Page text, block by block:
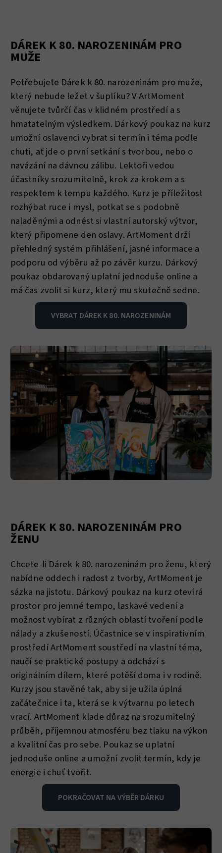
DÁREK K 80. NAROZENINÁM PRO
MUŽE
Potřebujete Dárek k 80. narozeninám pro muže,
který nebude ležet v šuplíku? V ArtMoment
věnujete tvůrčí čas v klidném prostředí a s
hmatatelným výsledkem. Dárkový poukaz na kurz
umožní oslavenci vybrat si termín i téma podle
chuti, ať jde o první setkání s tvorbou, nebo o
navázání na dávnou zálibu. Lektoři vedou
účastníky srozumitelně, krok za krokem a s
respektem k tempu každého. Kurz je příležitost
rozhýbat ruce i mysl, potkat se s podobně
naladěnými a odnést si vlastní autorský výtvor,
který připomene den oslavy. ArtMoment drží
přehledný systém přihlášení, jasné informace a
podporu od výběru až po závěr kurzu. Dárkový
poukaz obdarovaný uplatní jednoduše online a
má čas zvolit si kurz, který mu skutečně sedne.
VYBRAT DÁREK K 80. NAROZENINÁM
DÁREK K 80. NAROZENINÁM PRO
ŽENU
Chcete-li Dárek k 80. narozeninám pro ženu, který
nabídne oddech i radost z tvorby, ArtMoment je
sázka na jistotu. Dárkový poukaz na kurz otevírá
prostor pro jemné tempo, laskavé vedení a
možnost vybírat z různých oblastí tvoření podle
nálady a zkušeností. Účastnice se v inspirativním
prostředí ArtMoment soustředí na vlastní téma,
naučí se praktické postupy a odchází s
originálním dílem, které potěší doma i v rodině.
Kurzy jsou stavěné tak, aby si je užila úplná
začátečnice i ta, která se k výtvarnu po letech
vrací. ArtMoment klade důraz na srozumitelný
průběh, příjemnou atmosféru bez tlaku na výkon
a kvalitní čas pro sebe. Poukaz se uplatní
jednoduše online a umožní zvolit termín, kdy je
energie i chuť tvořit.
POKRAČOVAT NA VÝBĚR DÁRKU